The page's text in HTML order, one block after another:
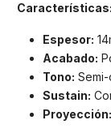
Características:
Espesor:
Acabado:
Tono:
Sustain:
Proyección: